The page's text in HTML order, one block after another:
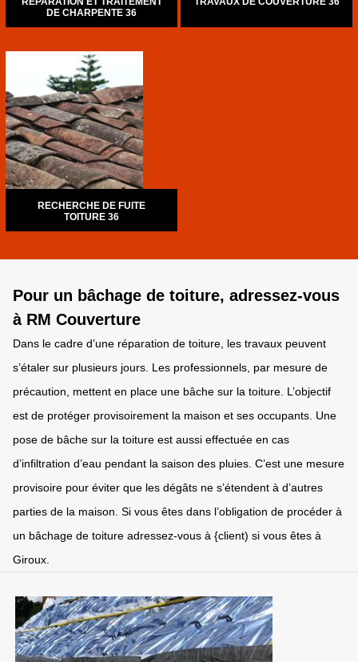
DE CHARPENTE 36
RECHERCHE DE FUITE
TOITURE 36
Pour un bâchage de toiture, adressez-vous
à RM Couverture
Dans le cadre d’une réparation de toiture, les travaux peuvent
s’étaler sur plusieurs jours. Les professionnels, par mesure de
précaution, mettent en place une bâche sur la toiture. L’objectif
est de protéger provisoirement la maison et ses occupants. Une
pose de bâche sur la toiture est aussi effectuée en cas
d’infiltration d’eau pendant la saison des pluies. C’est une mesure
provisoire pour éviter que les dégâts ne s’étendent à d’autres
parties de la maison. Si vous êtes dans l’obligation de procéder à
un bâchage de toiture adressez-vous à {client) si vous êtes à
Giroux.